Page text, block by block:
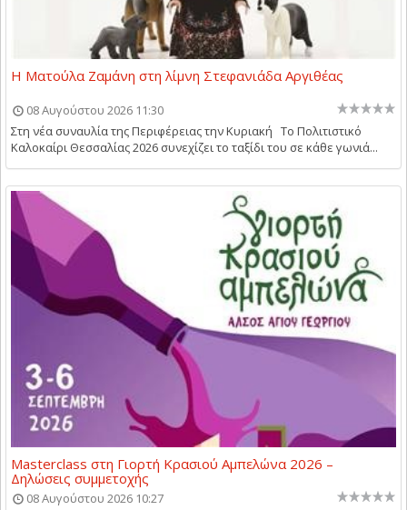
Η Ματούλα Ζαμάνη στη λίμνη Στεφανιάδα Αργιθέας
08 Αυγούστου 2026 11:30
Στη νέα συναυλία της Περιφέρειας την Κυριακή Το Πολιτιστικό
Καλοκαίρι Θεσσαλίας 2026 συνεχίζει το ταξίδι του σε κάθε γωνιά...
Masterclass στη Γιορτή Κρασιού Αμπελώνα 2026 –
Δηλώσεις συμμετοχής
08 Αυγούστου 2026 10:27